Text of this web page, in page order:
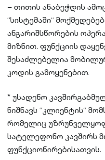
– თითის ანაბეჭდის
“სისტემაში“
ანგარიშსწორების
მიზნით. ფუნქციის
შესაძლებელია
კოდის გამოყენებით.
* უსადენო
ნიშნავს “კლიენტის“
რომელიც
სატელეფონო კავშირს
ფუნქციონირებისათვის.